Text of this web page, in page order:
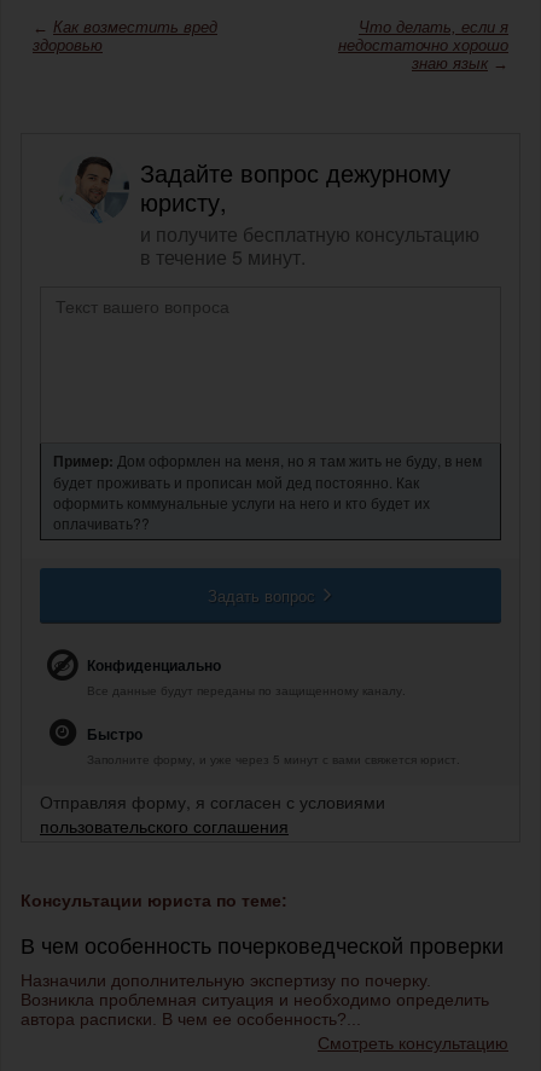
← Как возместить вред
здоровью
Что делать, если я
недостаточно хорошо
знаю язык →
Задайте вопрос дежурному
юристу,
и получите бесплатную консультацию
в течение 5 минут.
Пример: Дом оформлен на меня, но я там жить не буду, в нем
будет проживать и прописан мой дед постоянно. Как
оформить коммунальные услуги на него и кто будет их
оплачивать??
Задать вопрос
Конфиденциально
Все данные будут переданы по защищенному каналу.
Быстро
Заполните форму, и уже через 5 минут с вами свяжется юрист.
Отправляя форму, я согласен с условиями
пользовательского соглашения
Консультации юриста по теме:
В чем особенность почерковедческой проверки
Назначили дополнительную экспертизу по почерку.
Возникла проблемная ситуация и необходимо определить
автора расписки. В чем ее особенность?...
Смотреть консультацию